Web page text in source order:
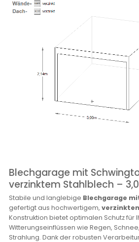
Blechgarage mit
verzinktem Stahlblech –
Stabile und langlebige Blechgarage
gefertigt aus hochwertigem,
Konstruktion bietet optimalen Schutz für
Witterungseinflüssen wie Regen,
Strahlung. Dank der robusten